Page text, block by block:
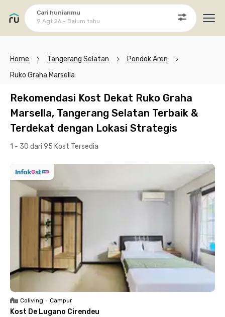
Cari hunianmu
9 Agt 26 - Belum tahu
Home Tangerang Selatan
Pondok Aren
Ruko Graha Marsella
Rekomendasi Kost Dekat Ruko Graha
Marsella, Tangerang Selatan Terbaik &
Terdekat dengan Lokasi Strategis
1 - 30 dari 95 Kost Tersedia
Coliving • Campur
Kost De Lugano Cirendeu